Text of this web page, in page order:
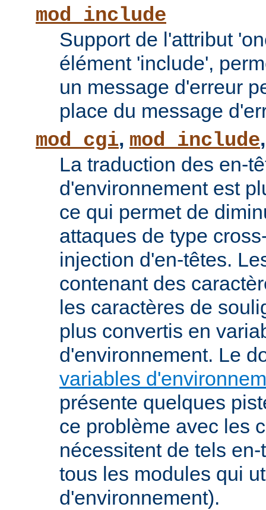
mod_include
Support de l'attribut
élément 'include',
un message d'erreur
place du message
mod_cgi, mod_include
La traduction des en-
d'environnement est
ce qui permet de
attaques de type
injection d'en-têtes.
contenant des
les caractères de
plus convertis en
d'environnement. Le
variables
présente quelques
ce problème avec les
nécessitent de tels
tous les modules qui
d'environnement).